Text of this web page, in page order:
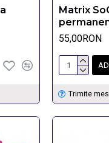
Matrix
55,00RON
Trimite